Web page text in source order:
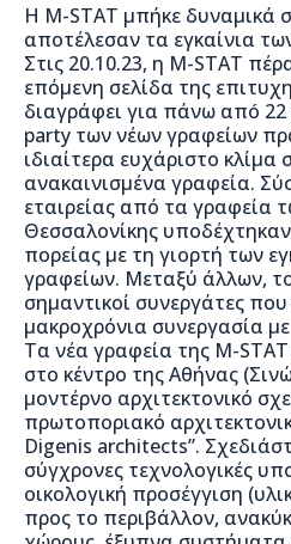
H M-SΤΑΤ μπήκε δυναμικά
αποτέλεσαν τα εγκαίνια
Στις 20.10.23, η Μ-STAT
επόμενη σελίδα της
διαγράφει για πάνω απó
party των νέων γραφείων
ιδιαίτερα ευχάριστο
ανακαινισμένα γραφεία.
εταιρείας από τα γραφεία
Θεσσαλονίκης
πορείας με τη γιορτή των
γραφείων. Μεταξύ άλλων,
σημαντικοί συνεργάτες
μακροχρόνια συνεργασία
Τα νέα γραφεία της Μ-
στο κέντρο της Αθήνας
μοντέρνο αρχιτεκτονικό
πρωτοποριακό
Digenis architects”.
σύγχρονες τεχνολογικές
οικολογική προσέγγιση
προς το περιβάλλον,